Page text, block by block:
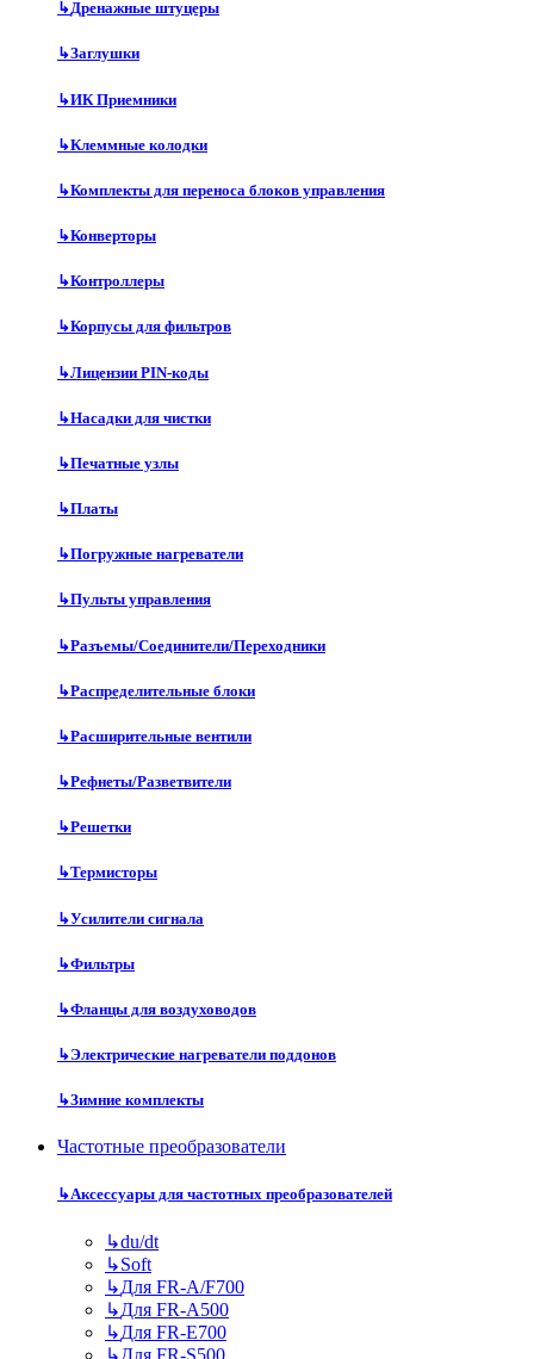
↳Дренажные штуцеры
↳Заглушки
↳ИК Приемники
↳Клеммные колодки
↳Комплекты для переноса блоков управления
↳Конверторы
↳Контроллеры
↳Корпусы для фильтров
↳Лицензии PIN-коды
↳Насадки для чистки
↳Печатные узлы
↳Платы
↳Погружные нагреватели
↳Пульты управления
↳Разъемы/Соединители/Переходники
↳Распределительные блоки
↳Расширительные вентили
↳Рефнеты/Разветвители
↳Решетки
↳Термисторы
↳Усилители сигнала
↳Фильтры
↳Фланцы для воздуховодов
↳Электрические нагреватели поддонов
↳Зимние комплекты
Частотные преобразователи
↳Аксессуары для частотных преобразователей
↳du/dt
↳Soft
↳Для FR-A/F700
↳Для FR-A500
↳Для FR-E700
↳Для FR-S500